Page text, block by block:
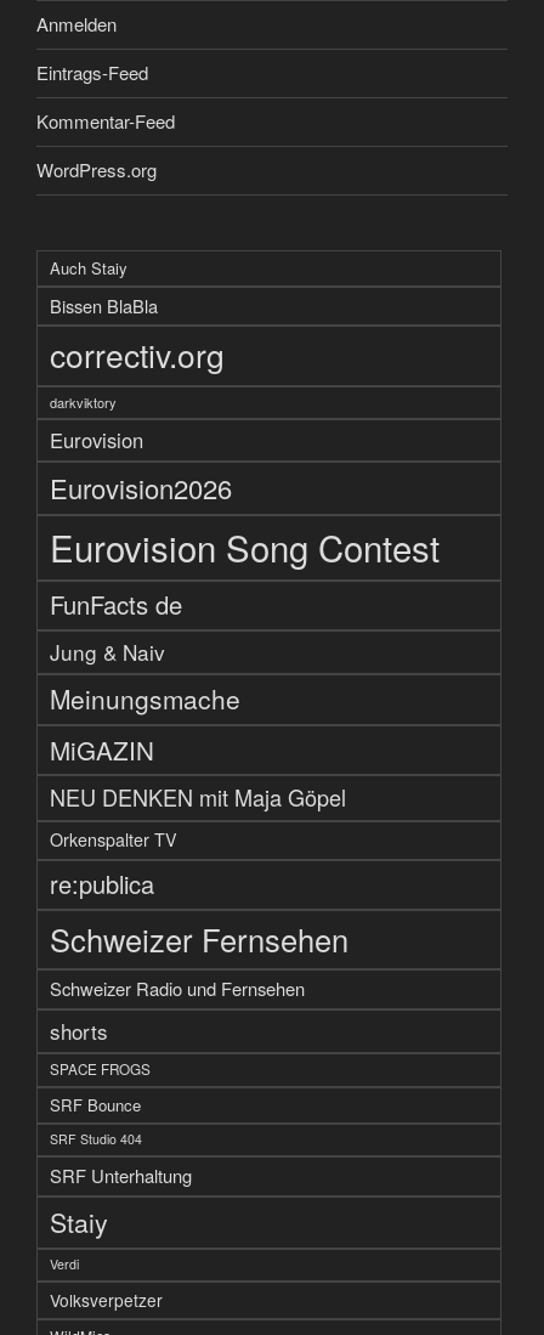
Anmelden
Eintrags-Feed
Kommentar-Feed
WordPress.org
Auch Staiy
Bissen BlaBla
correctiv.org
darkviktory
Eurovision
Eurovision2026
Eurovision Song Contest
FunFacts de
Jung & Naiv
Meinungsmache
MiGAZIN
NEU DENKEN mit Maja Göpel
Orkenspalter TV
re:publica
Schweizer Fernsehen
Schweizer Radio und Fernsehen
shorts
SPACE FROGS
SRF Bounce
SRF Studio 404
SRF Unterhaltung
Staiy
Verdi
Volksverpetzer